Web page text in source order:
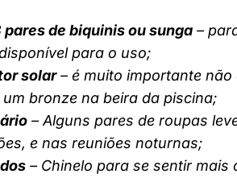
pares de biquinis ou sunga –
para o uso;
solar– é muito importante
bronze na beira da piscina;
– Alguns pares de roupas
e nas reuniões noturnas;
– Chinelo para se sentir mais